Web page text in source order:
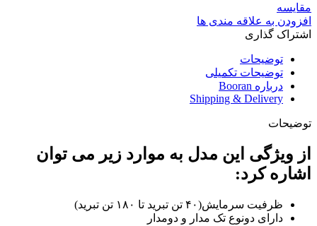
مقایسه
افزودن به علاقه مندی ها
اشتراک گذاری
توضیحات
توضیحات تکمیلی
درباره Booran
Shipping & Delivery
توضیحات
از ویژگی این مدل به موارد زیر می توان
اشاره کرد:
ظرفیت سرمایش(۴۰ تن تبرید تا ۱۸۰ تن تبرید)
دارای دونوع تک مدار و دومدار